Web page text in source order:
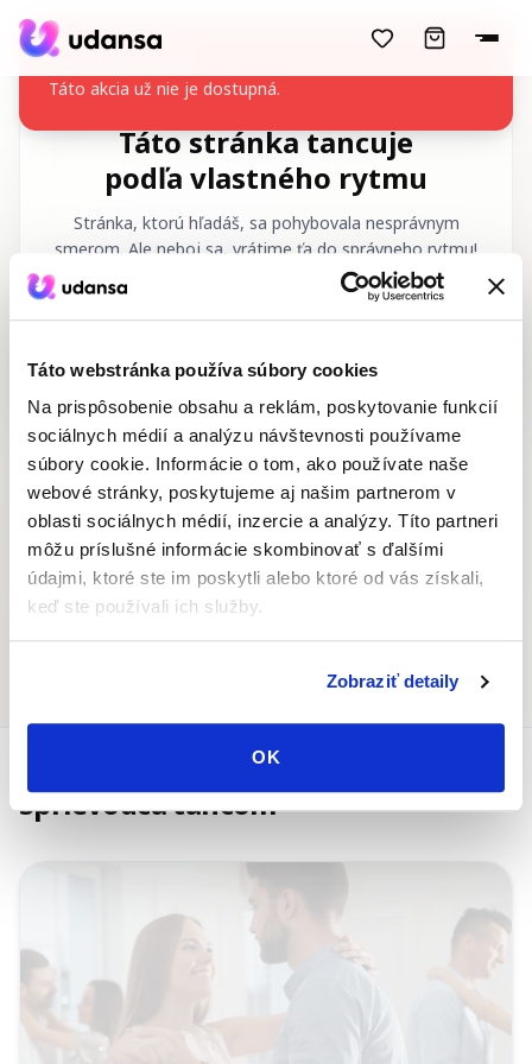
Táto webstránka používa súbory cookies
Na prispôsobenie obsahu a reklám, poskytovanie funkcií
sociálnych médií a analýzu návštevnosti používame
súbory cookie. Informácie o tom, ako používate naše
webové stránky, poskytujeme aj našim partnerom v
oblasti sociálnych médií, inzercie a analýzy. Títo partneri
môžu príslušné informácie skombinovať s ďalšími
údajmi, ktoré ste im poskytli alebo ktoré od vás získali,
keď ste používali ich služby.
Zobraziť detaily
OK
accessibility.skipToMainContent
Akcia nenájdená
Táto akcia už nie je dostupná.
Táto stránka tancuje
podľa vlastného rytmu
Stránka, ktorú hľadáš, sa pohybovala nesprávnym
smerom. Ale neboj sa, vrátime ťa do správneho rytmu!
Domov Tanečné kurzy
Sprievodca tancom